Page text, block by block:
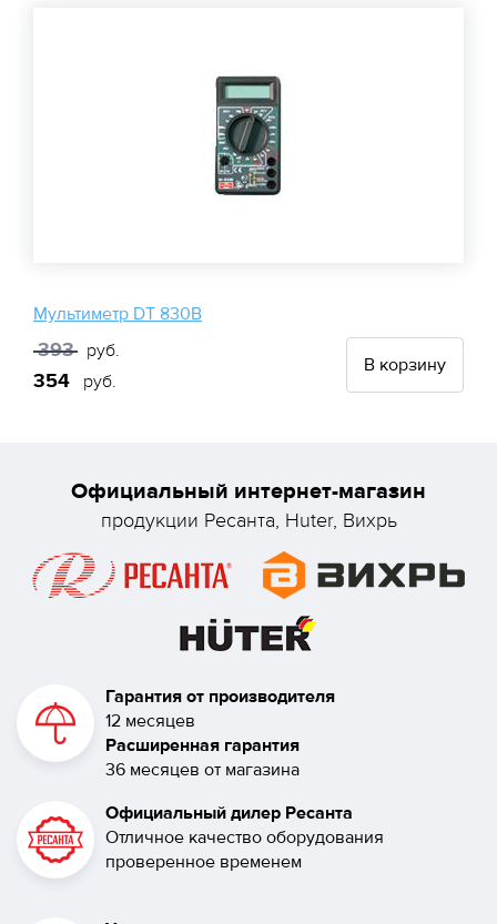
Мультиметр DT 830B
393 руб.
354 руб.
В корзину
Официальный интернет-магазин
продукции Ресанта, Huter, Вихрь
Гарантия от производителя
12 месяцев
Расширенная гарантия
36 месяцев от магазина
Официальный дилер Ресанта
Отличное качество оборудования
проверенное временем